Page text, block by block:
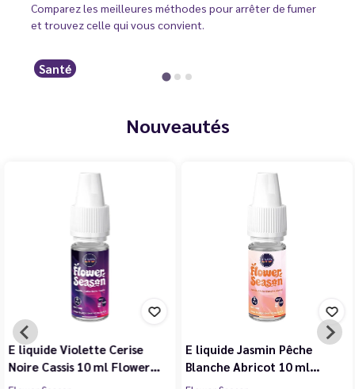
Comparez les meilleures méthodes pour arrêter de fumer
et trouvez celle qui vous convient.
Santé
Nouveautés
E liquide Violette Cerise
Noire Cassis 10 ml Flower…
E liquide Jasmin Pêche
Blanche Abricot 10 ml…